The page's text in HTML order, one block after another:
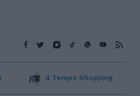
Il Tempo Shopping